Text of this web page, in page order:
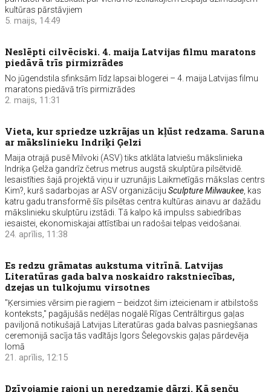
kultūras pārstāvjiem
5. maijs, 14:49
Neslēpti cilvēciski. 4. maija Latvijas filmu maratons
piedāvā trīs pirmizrādes
No jūgendstila sfinksām līdz lapsai blogerei – 4. maija Latvijas filmu
maratons piedāvā trīs pirmizrādes
2. maijs, 11:31
Vieta, kur spriedze uzkrājas un kļūst redzama. Saruna
ar mākslinieku Indriķi Ģelzi
Maija otrajā pusē Milvoki (ASV) tiks atklāta latviešu mākslinieka
Indriķa Ģelža gandrīz četrus metrus augstā skulptūra pilsētvidē.
Iesaistīties šajā projektā viņu ir uzrunājis Laikmetīgās mākslas centrs
Kim?, kurš sadarbojas ar ASV organizācijuSculpture Milwaukee , kas
katru gadu transformē šīs pilsētas centra kultūras ainavu ar dažādu
mākslinieku skulptūru izstādi. Tā kalpo kā impulss sabiedrības
iesaistei, ekonomiskajai attīstībai un radošai telpas veidošanai.
24. aprīlis, 11:38
Es redzu grāmatas aukstuma vitrīnā. Latvijas
Literatūras gada balva noskaidro rakstniecības,
dzejas un tulkojumu virsotnes
"Ķersimies vērsim pie ragiem – beidzot šim izteicienam ir atbilstošs
konteksts," pagājušās nedēļas nogalē Rīgas Centrāltirgus gaļas
paviljonā notikušajā Latvijas Literatūras gada balvas pasniegšanas
ceremonijā sacīja tās vadītājs Igors Šelegovskis gaļas pārdevēja
lomā
21. aprīlis, 12:15
Dzīvojamie rajoni un neredzamie dārzi. Kā senču